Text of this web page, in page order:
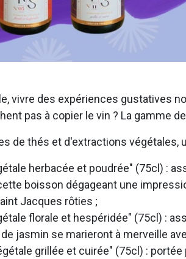
vivre des expériences gustatives
pas à copier le vin ? La gamme
de thés et d'extractions végétales,
herbacée et poudrée" (75cl) :
boisson dégageant une
Jacques rôties ;
florale et hespéridée" (75cl) :
jasmin se marieront à merveille
grillée et cuirée" (75cl) :